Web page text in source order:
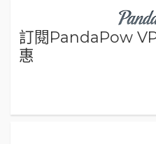
訂閱PandaPow
惠